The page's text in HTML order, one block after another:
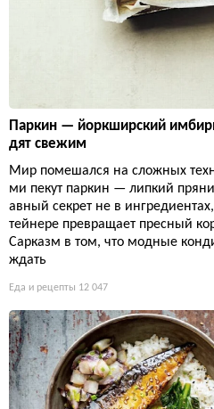
Паркин — йоркширский
дят свежим
Мир помешался на сложных
ми пекут паркин — липкий
авный секрет не в
тейнере превращает пресный
Сарказм в том, что модные
ждать
Еда и рецепты 12 047